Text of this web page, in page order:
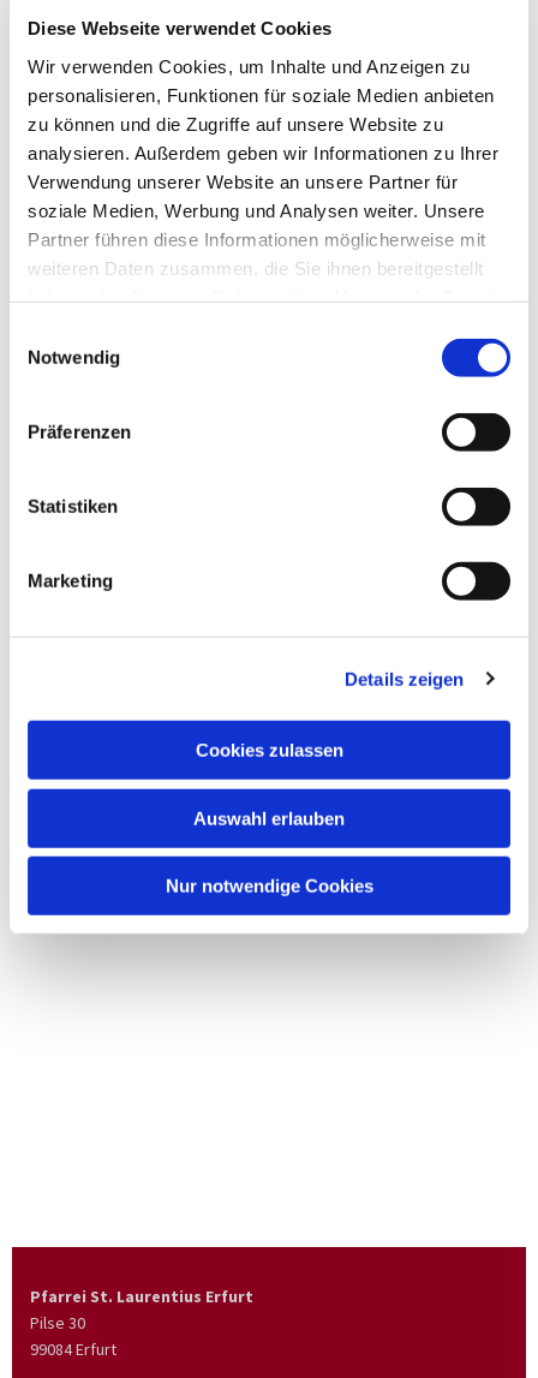
Diese Webseite verwendet Cookies
Wir verwenden Cookies, um Inhalte und Anzeigen zu
personalisieren, Funktionen für soziale Medien anbieten
zu können und die Zugriffe auf unsere Website zu
analysieren. Außerdem geben wir Informationen zu Ihrer
Verwendung unserer Website an unsere Partner für
soziale Medien, Werbung und Analysen weiter. Unsere
Partner führen diese Informationen möglicherweise mit
weiteren Daten zusammen, die Sie ihnen bereitgestellt
Notwendig
Präferenzen
Statistiken
Marketing
Details zeigen
Cookies zulassen
Auswahl erlauben
Nur notwendige Cookies
Pfarrei St. Laurentius Erfurt
Pilse 30
99084 Erfurt